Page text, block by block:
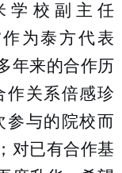
学校副主任
作为泰方代表
年来的合作历
作关系倍感珍
参与的院校而
对已有合作基